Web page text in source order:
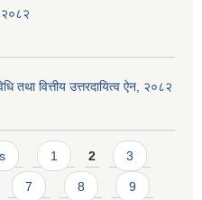
२०८२
तथा वित्तीय उत्तरदायित्व ऐन, २०८२
1 2 3
7 8 9